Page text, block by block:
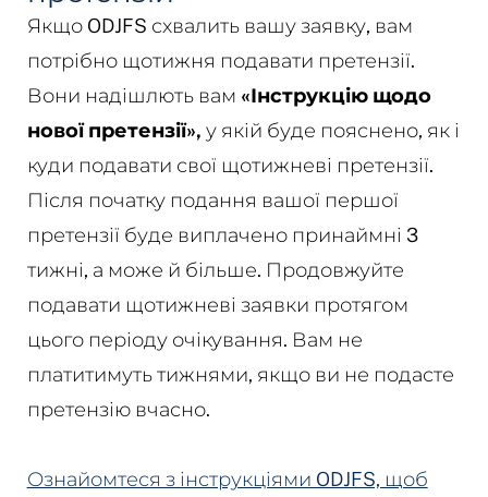
Якщо ODJFS схвалить вашу заявку, вам
потрібно щотижня подавати претензії.
Вони надішлють вам «Інструкцію щодо
нової претензії», у якій буде пояснено, як і
куди подавати свої щотижневі претензії.
Після початку подання вашої першої
претензії буде виплачено принаймні 3
тижні, а може й більше. Продовжуйте
подавати щотижневі заявки протягом
цього періоду очікування. Вам не
платитимуть тижнями, якщо ви не подасте
претензію вчасно.
Ознайомтеся з інструкціями ODJFS, щоб